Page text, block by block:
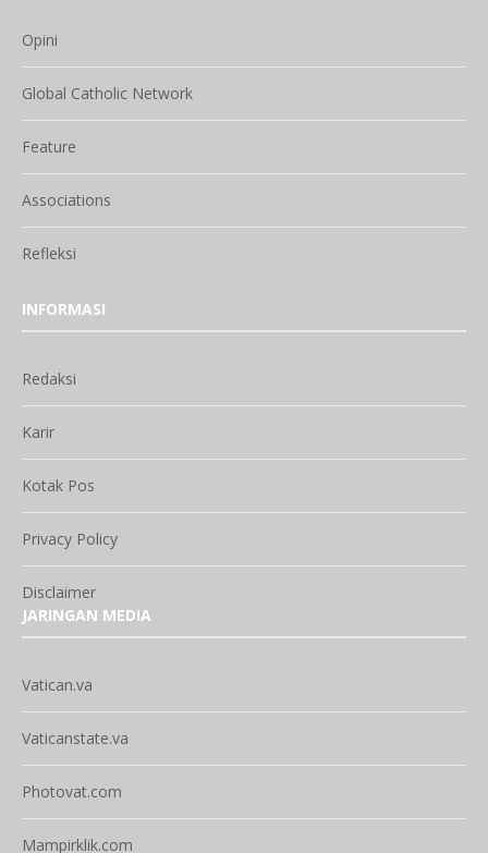
Opini
Global Catholic Network
Feature
Associations
Refleksi
INFORMASI
Redaksi
Karir
Kotak Pos
Privacy Policy
Disclaimer
JARINGAN MEDIA
Vatican.va
Vaticanstate.va
Photovat.com
Mampirklik.com